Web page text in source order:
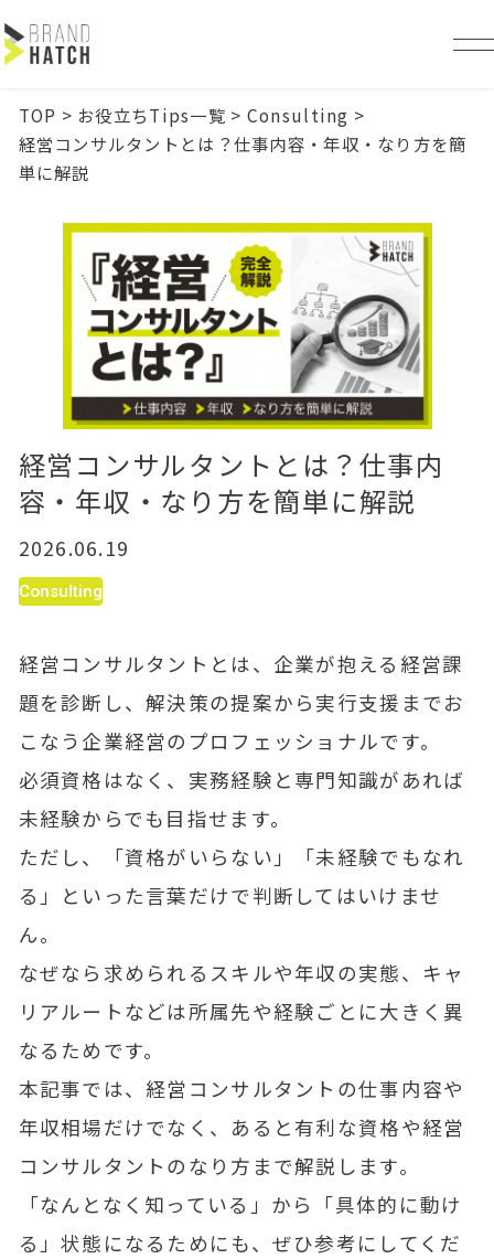
TOP > お役立ちTips一覧 > Consulting >
経営コンサルタントとは？仕事内容・年収・なり方を簡
単に解説
経営コンサルタントとは？仕事内
容・年収・なり方を簡単に解説
2026.06.19
Consulting
経営コンサルタントとは、企業が抱える経営課
題を診断し、解決策の提案から実行支援までお
こなう企業経営のプロフェッショナルです。
必須資格はなく、実務経験と専門知識があれば
未経験からでも目指せます。
ただし、「資格がいらない」「未経験でもなれ
る」といった言葉だけで判断してはいけませ
ん。
なぜなら求められるスキルや年収の実態、キャ
リアルートなどは所属先や経験ごとに大きく異
なるためです。
本記事では、経営コンサルタントの仕事内容や
年収相場だけでなく、あると有利な資格や経営
コンサルタントのなり方まで解説します。
「なんとなく知っている」から「具体的に動け
る」状態になるためにも、ぜひ参考にしてくだ